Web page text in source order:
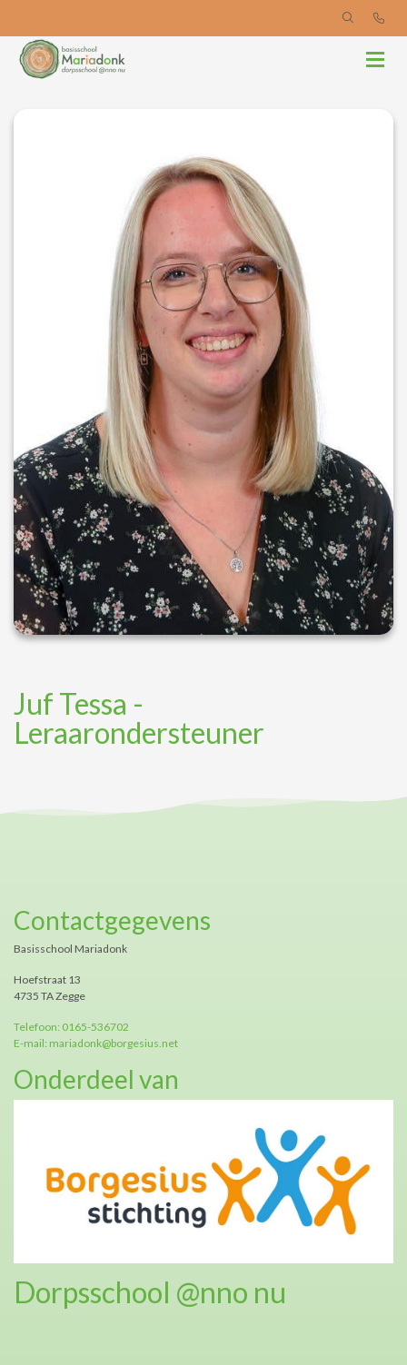
Juf Tessa -
Leraarondersteuner
Contactgegevens
Basisschool Mariadonk
Hoefstraat 13
4735 TA Zegge
Telefoon: 0165-536702
E-mail: mariadonk@borgesius.net
Onderdeel van
Dorpsschool @nno nu